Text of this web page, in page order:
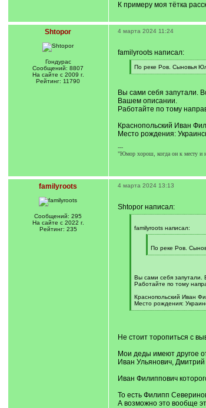
К примеру моя тётка
Shtopor
Гондурас
Сообщений: 8807
На сайте с 2009 г.
Рейтинг: 11790
4 марта 2024 11:24
familyroots написал:
[
q
По реке Ров. Сыновья
[
]
Вы сами себя запутали.
Вашем описании.
Работайте по тому
Краснопольский Иван
Место рождения:
---
"Юмор хорош, когда он к месту и
familyroots
Сообщений: 295
На сайте с 2022 г.
Рейтинг: 235
4 марта 2024 13:13
Shtopor написал:
q
familyroots написал:
q
]
По реке Ров.
[
Вы сами себя запутали.
Работайте по тому
Краснопольский Иван
Место рождения:
[
Не стоит торопиться с
Мои деды имеют другое
Иван Ульянович,
Иван Филиппович
То есть Филипп
А возможно это вообще